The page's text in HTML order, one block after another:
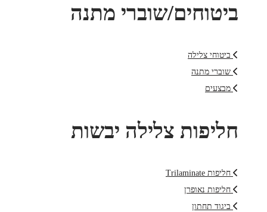
ביטוחים/שוברי מתנה
ביטוחי צלילה
שוברי מתנה
מבצעים
חליפות צלילה יבשות
חליפות Trilaminate
חליפות נאופרן
ביגוד תחתון